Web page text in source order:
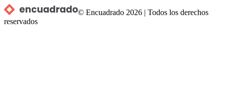
© Encuadrado 2026 |Todos los derechos
reservados